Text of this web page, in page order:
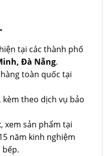
tại các thành phố
Đà Nẵng.
toàn quốc tại
theo dịch vụ bảo
, xem sản phẩm tại
năm kinh nghiệm